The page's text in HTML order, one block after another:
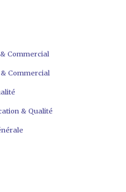
Commercial
Commercial
& Qualité